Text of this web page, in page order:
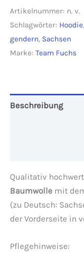
gendern
nisch"
Herren
Menge
Artikelnummer: n. v.
Schlagwörter: Hoodie,
gendern, Sachsen
Marke: Team Fuchs
Beschreibung
Qualitativ
Baumwolle mit
(zu Deutsch:
der Vorderseite in
Pflegehinweise: